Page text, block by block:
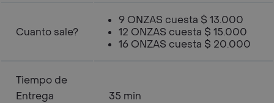
Cuanto sale?
9 ONZAS cuesta $ 13.000
12 ONZAS cuesta $ 15.000
16 ONZAS cuesta $ 20.000
Tiempo de
Entrega
35 min